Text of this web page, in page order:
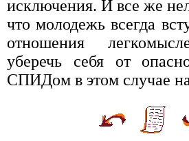
исключения. И все же
что молодежь всегда
отношения
уберечь себя от
СПИДом в этом случае